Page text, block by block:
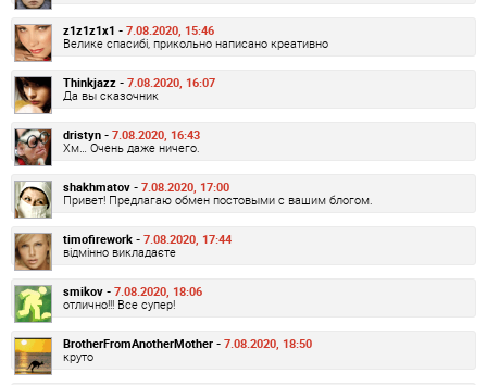
z1z1z1x1 - 7.08.2020, 15:46
Велике спасибі, прикольно написано креативно
Thinkjazz - 7.08.2020, 16:07
Да вы сказочник
dristyn - 7.08.2020, 16:43
Хм… Очень даже ничего.
shakhmatov - 7.08.2020, 17:00
Привет! Предлагаю обмен постовыми с вашим блогом.
timofirework - 7.08.2020, 17:44
відмінно викладаєте
smikov - 7.08.2020, 18:06
отлично!!! Все супер!
BrotherFromAnotherMother - 7.08.2020, 18:50
круто